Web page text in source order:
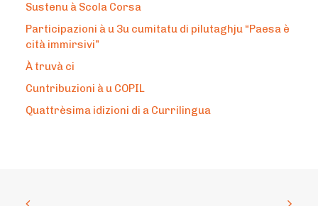
Sustenu à Scola Corsa
Participazioni à u 3u cumitatu di pilutaghju “Paesa è
cità immirsivi”
À truvà ci
Cuntribuzioni à u COPIL
Quattrèsima idizioni di a Currilingua